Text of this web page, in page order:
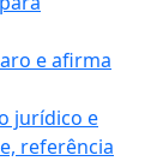
e afirma
jurídico e
referência